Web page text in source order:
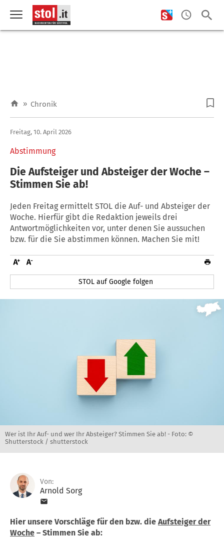
» Chronik
Abstimmung
Freitag, 10. April 2026
Die Aufsteiger und Absteiger der Woche –
Stimmen Sie ab!
Jeden Freitag ermittelt STOL die Auf- und Absteiger der
Woche. Hierfür gibt die Redaktion jeweils drei
Antwortmöglichkeiten vor, unter denen Sie aussuchen
bzw. für die Sie abstimmen können. Machen Sie mit!
STOL auf Google folgen
Wer ist Ihr Auf- und wer Ihr Absteiger? Stimmen Sie ab! - Foto: ©
Shutterstock / shutterstock
Von:
Arnold Sorg
Hier unsere Vorschläge für den bzw. die Aufsteiger der
Woche – Stimmen Sie ab: